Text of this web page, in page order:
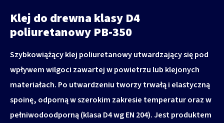
Klej do drewna klasy D4
poliuretanowy PB-350
Szybkowiążący klej poliuretanowy utwardzający się pod
wpływem wilgoci zawartej w powietrzu lub klejonych
materiałach. Po utwardzeniu tworzy trwałą i elastyczną
spoinę, odporną w szerokim zakresie temperatur oraz w
pełniwodoodporną (klasa D4 wg EN 204). Jest produktem